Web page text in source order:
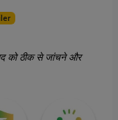
को ठीक से जांचने और